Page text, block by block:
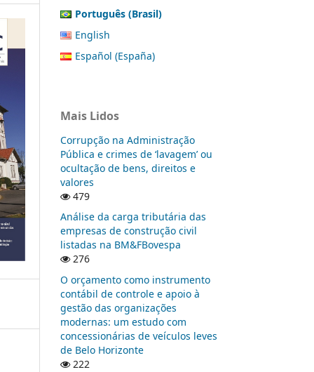
Português (Brasil)
English
Español (España)
Mais Lidos
Corrupção na Administração
Pública e crimes de ‘lavagem’ ou
ocultação de bens, direitos e
valores
479
Análise da carga tributária das
empresas de construção civil
listadas na BM&FBovespa
276
O orçamento como instrumento
contábil de controle e apoio à
gestão das organizações
modernas: um estudo com
concessionárias de veículos leves
de Belo Horizonte
222